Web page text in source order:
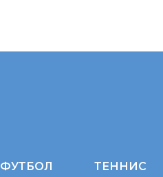
ФУТБОЛ ТЕННИС